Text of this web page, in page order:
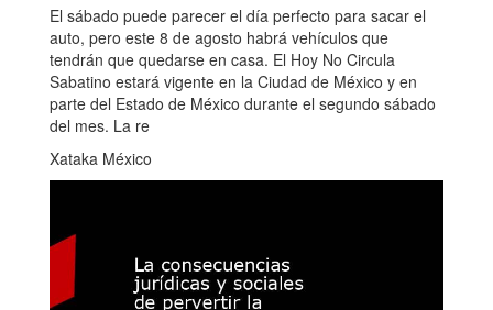
El sábado puede parecer el día perfecto para sacar el
auto, pero este 8 de agosto habrá vehículos que
tendrán que quedarse en casa. El Hoy No Circula
Sabatino estará vigente en la Ciudad de México y en
parte del Estado de México durante el segundo sábado
del mes. La re
Xataka México